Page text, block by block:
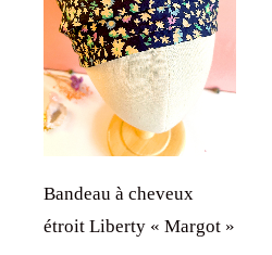
Bandeau à cheveux
étroit Liberty « Margot »